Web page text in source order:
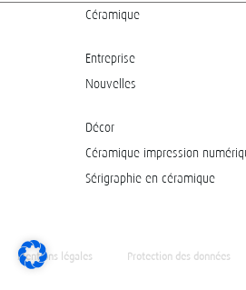
Céramique
Entreprise
Nouvelles
Décor
Céramique impression
Sérigraphie en céramique
Mentions légales Protection des données